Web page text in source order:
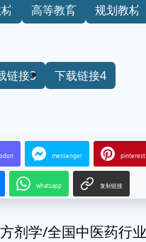
高等教育 规划教材
链接3 下载链接4
messenger pinterest
whatsapp 复制链接
剂学/全国中医药行